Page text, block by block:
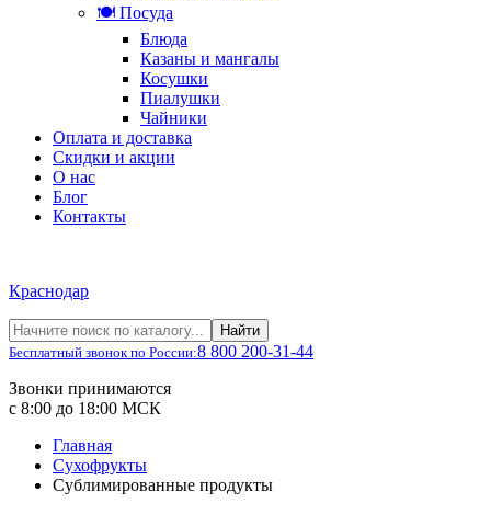
🍽️ Посуда
Блюда
Казаны и мангалы
Косушки
Пиалушки
Чайники
Оплата и доставка
Скидки и акции
О нас
Блог
Контакты
Краснодар
Найти
Бесплатный звонок по России:8 800 200-31-44
Звонки принимаются
с 8:00 до 18:00 МСК
Главная
Сухофрукты
Сублимированные продукты